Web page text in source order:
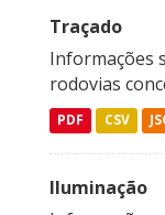
Traçado
Informações
rodovias
PDF CSV
Iluminação